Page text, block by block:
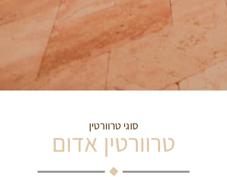
סוגי טרוורטין
טרוורטין אדום